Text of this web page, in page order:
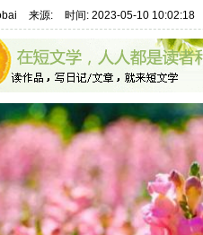
来源: 时间: 2023-05-10 10:02:18